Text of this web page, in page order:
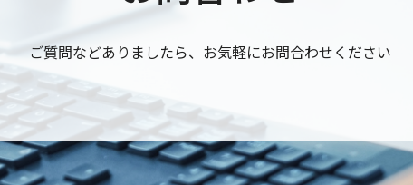
ご質問などありましたら、お気軽にお問合わせください